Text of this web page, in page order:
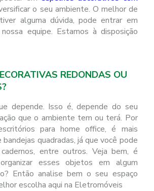
o seu ambiente. O melhor de
alguma dúvida, pode entrar em
equipe. Estamos à disposição
REDONDAS OU
depende. Isso é, depende do seu
que o ambiente tem ou terá. Por
para home office, é mais
quadradas, já que você pode
entre outros. Veja bem, é
esses objetos em algum
Então analise bem o seu espaço
escolha aqui na Eletromóveis